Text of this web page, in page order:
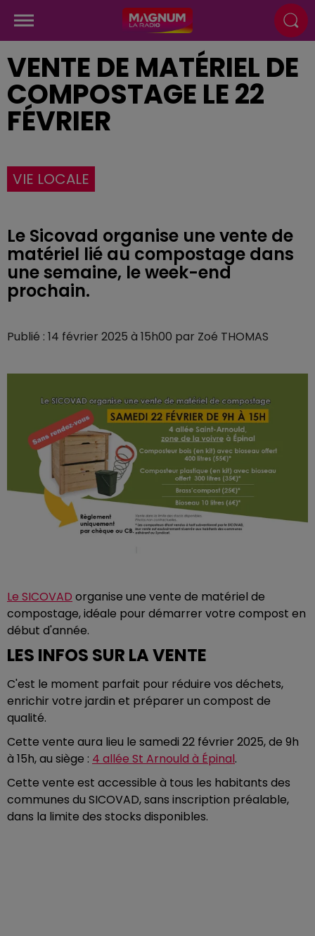
VENTE DE MATÉRIEL DE
COMPOSTAGE LE 22
FÉVRIER
VIE LOCALE
Le Sicovad organise une vente de
matériel lié au compostage dans
une semaine, le week-end
prochain.
Publié : 14 février 2025 à 15h00 par Zoé THOMAS
Le SICOVAD organise une vente de matériel de
compostage, idéale pour démarrer votre compost en
début d'année.
LES INFOS SUR LA VENTE
C'est le moment parfait pour réduire vos déchets,
enrichir votre jardin et préparer un compost de
qualité.
Cette vente aura lieu le samedi 22 février 2025, de 9h
à 15h, au siège : 4 allée St Arnould à Épinal.
Cette vente est accessible à tous les habitants des
communes du SICOVAD, sans inscription préalable,
dans la limite des stocks disponibles.